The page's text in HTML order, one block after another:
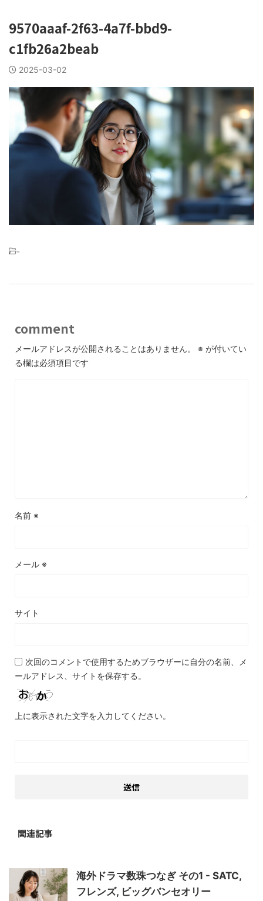
9570aaaf-2f63-4a7f-bbd9-
c1fb26a2beab
2025-03-02
-
comment
メールアドレスが公開されることはありません。 ※ が付いてい
る欄は必須項目です
名前 ※
メール ※
サイト
次回のコメントで使用するためブラウザーに自分の名前、メ
ールアドレス、サイトを保存する。
上に表示された文字を入力してください。
関連記事
海外ドラマ数珠つなぎ その1 - SATC,
フレンズ, ビッグバンセオリー